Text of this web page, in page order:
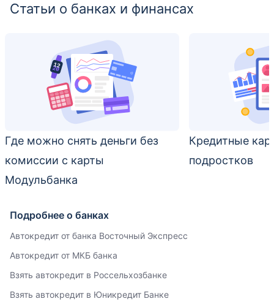
Статьи о банках и финансах
Где можно снять деньги без
комиссии с карты
Модульбанка
Кредитные
подростков
Подробнее о банках
Автокредит от банка Восточный Экспресс
Автокредит от МКБ банка
Взять автокредит в Россельхозбанке
Взять автокредит в Юникредит Банке